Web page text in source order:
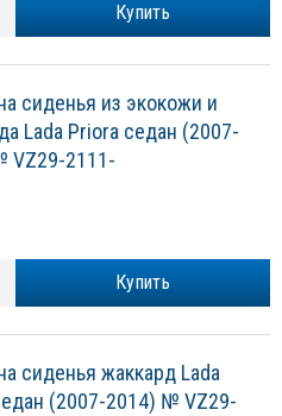
Купить
сиденья из экокожи и
Lada Priora седан (2007-
VZ29-2111-
Купить
сиденья жаккард Lada
(2007-2014) № VZ29-